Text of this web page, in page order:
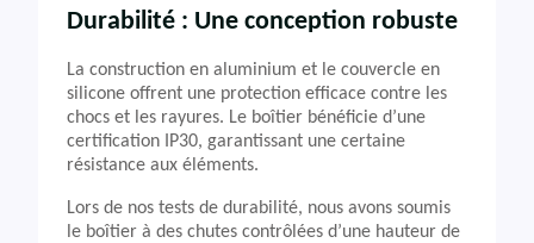
Durabilité : Une conception robuste
La construction en aluminium et le couvercle en
silicone offrent une protection efficace contre les
chocs et les rayures. Le boîtier bénéficie d’une
certification IP30, garantissant une certaine
résistance aux éléments.
Lors de nos tests de durabilité, nous avons soumis
le boîtier à des chutes contrôlées d’une hauteur de